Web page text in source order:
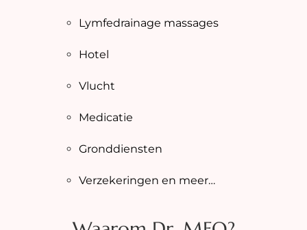
Lymfedrainage massages
Hotel
Vlucht
Medicatie
Gronddiensten
Verzekeringen en meer…